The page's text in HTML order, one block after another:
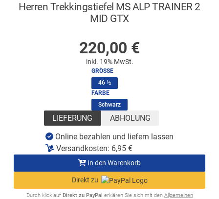
Herren Trekkingstiefel MS ALP TRAINER 2
MID GTX
220,00 €
inkl. 19% MwSt.
GRÖSSE
46 ½(ausgewählt)
FARBE
Schwarz(ausgewählt)
LIEFERUNG ABHOLUNG
Online bezahlen und liefern lassen
Versandkosten: 6,95 €
In den Warenkorb
Direkt zu
Durch klick auf Direkt zu PayPal erklären Sie sich mit den Allgemeinen